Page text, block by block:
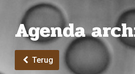
Agenda
Terug